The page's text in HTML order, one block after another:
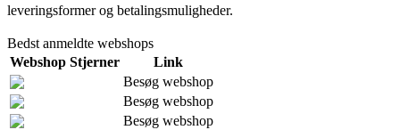
leveringsformer og betalingsmuligheder.
Bedst anmeldte webshops
Webshop Stjerner
Link
Besøg webshop
Besøg webshop
Besøg webshop